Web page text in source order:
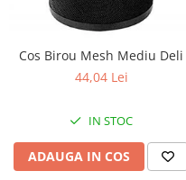
Perforatoare
Suporturi pentru accesorii
Suporturi pentru documente
Tusuri si tusiere
Europubele
Hartie igienica
Produse din hartie
Prosoape din hartie
Cos Birou Mesh Mediu Deli
44,04 Lei
IN STOC
ADAUGA IN COS